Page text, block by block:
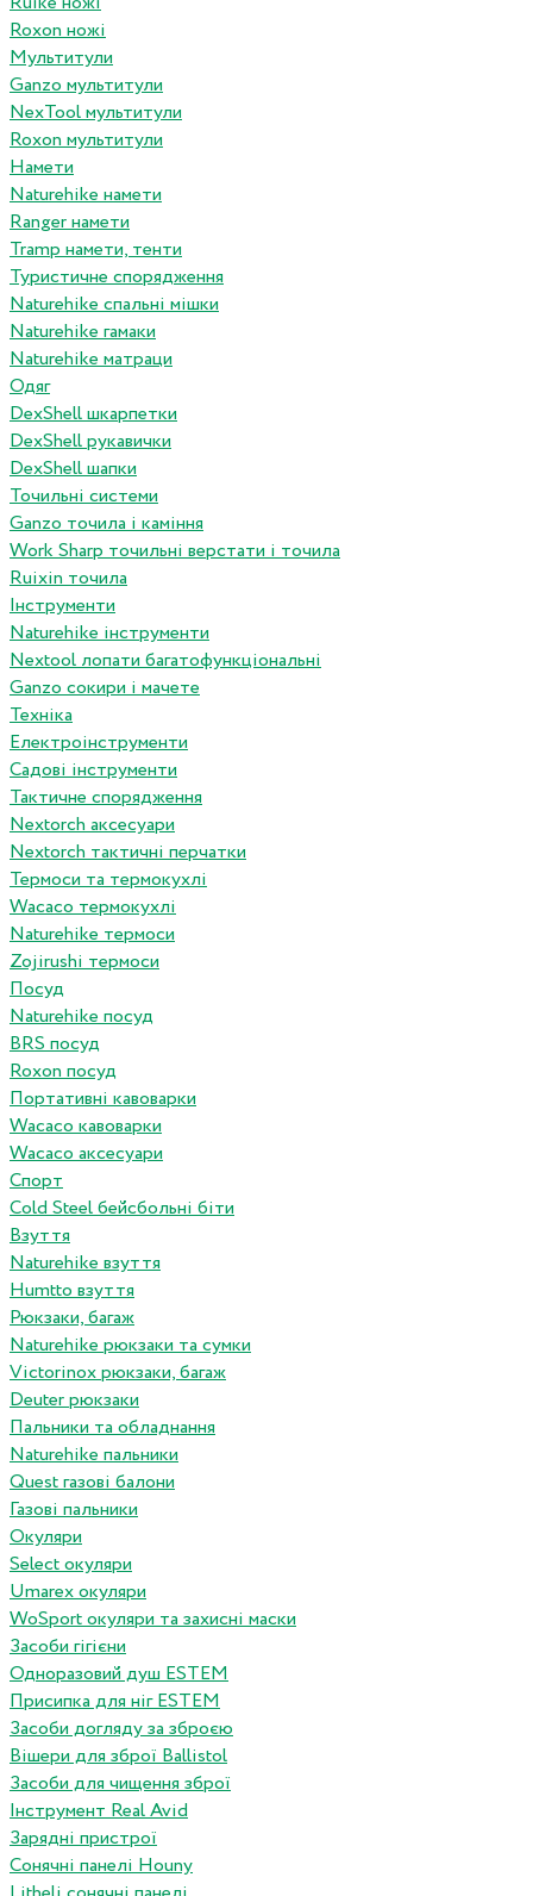
Roxon ножi
Мультитули
Ganzo мультитули
NexTool мультитули
Roxon мультитули
Намети
Naturehike намети
Ranger намети
Tramp намети, тенти
Туристичне спорядження
Naturehike спальні мішки
Naturehike гамаки
Naturehike матраци
Одяг
DexShell шкарпетки
DexShell рукавички
DexShell шапки
Точильні системи
Ganzo точила і каміння
Work Sharp точильні верстати і точила
Ruixin точила
Інструменти
Naturehike інструменти
Nextool лопати багатофункціональні
Ganzo сокири і мачете
Техніка
Електроінструменти
Садові інструменти
Тактичне спорядження
Nextorch аксесуари
Nextorch тактичні перчатки
Термоси та термокухлі
Wacaco термокухлі
Naturehike термоси
Zojirushi термоси
Посуд
Naturehike посуд
BRS посуд
Roxon посуд
Портативні кавоварки
Wacaco кавоварки
Wacaco аксесуари
Спорт
Cold Steel бейсбольні біти
Взуття
Naturehike взуття
Humtto взуття
Рюкзаки, багаж
Naturehike рюкзаки та сумки
Victorinox рюкзаки, багаж
Deuter рюкзаки
Пальники та обладнання
Naturehike пальники
Quest газові балони
Газові пальники
Окуляри
Select окуляри
Umarex окуляри
WoSport окуляри та захисні маски
Засоби гігієни
Одноразовий душ ESTEM
Присипка для ніг ESTEM
Засоби догляду за зброєю
Вішери для зброї Ballistol
Засоби для чищення зброї
Інструмент Real Avid
Зарядні пристрої
Сонячні панелі Houny